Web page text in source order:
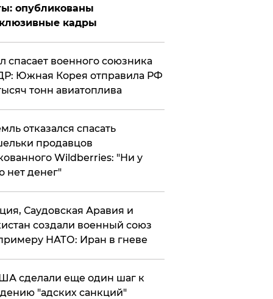
опубликованы
кадры
спасает военного союзника
Южная Корея отправила РФ
тонн авиатоплива
отказался спасать
продавцов
Wildberries: "Ни у
нет денег"
Саудовская Аравия и
создали военный союз
НАТО: Иран в гневе
сделали еще один шаг к
"адских санкций"